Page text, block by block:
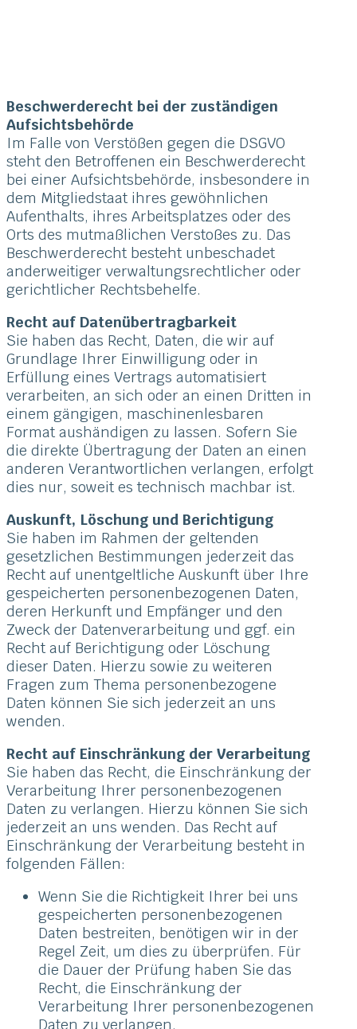
Beschwerde­recht bei der zuständigen
Aufsichts­behörde
Im Falle von Verstößen gegen die DSGVO
steht den Betroffenen ein Beschwerderecht
bei einer Aufsichtsbehörde, insbesondere in
dem Mitgliedstaat ihres gewöhnlichen
Aufenthalts, ihres Arbeitsplatzes oder des
Orts des mutmaßlichen Verstoßes zu. Das
Beschwerderecht besteht unbeschadet
anderweitiger verwaltungsrechtlicher oder
gerichtlicher Rechtsbehelfe.
Recht auf Daten­übertrag­barkeit
Sie haben das Recht, Daten, die wir auf
Grundlage Ihrer Einwilligung oder in
Erfüllung eines Vertrags automatisiert
verarbeiten, an sich oder an einen Dritten in
einem gängigen, maschinenlesbaren
Format aushändigen zu lassen. Sofern Sie
die direkte Übertragung der Daten an einen
anderen Verantwortlichen verlangen, erfolgt
dies nur, soweit es technisch machbar ist.
Auskunft, Löschung und Berichtigung
Sie haben im Rahmen der geltenden
gesetzlichen Bestimmungen jederzeit das
Recht auf unentgeltliche Auskunft über Ihre
gespeicherten personenbezogenen Daten,
deren Herkunft und Empfänger und den
Zweck der Datenverarbeitung und ggf. ein
Recht auf Berichtigung oder Löschung
dieser Daten. Hierzu sowie zu weiteren
Fragen zum Thema personenbezogene
Daten können Sie sich jederzeit an uns
wenden.
Recht auf Einschränkung der Verarbeitung
Sie haben das Recht, die Einschränkung der
Verarbeitung Ihrer personenbezogenen
Daten zu verlangen. Hierzu können Sie sich
jederzeit an uns wenden. Das Recht auf
Einschränkung der Verarbeitung besteht in
folgenden Fällen:
Wenn Sie die Richtigkeit Ihrer bei uns
gespeicherten personenbezogenen
Daten bestreiten, benötigen wir in der
Regel Zeit, um dies zu überprüfen. Für
die Dauer der Prüfung haben Sie das
Recht, die Einschränkung der
Verarbeitung Ihrer personenbezogenen
Daten zu verlangen.